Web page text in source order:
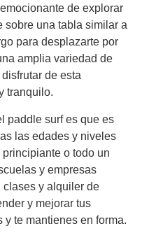
de explorar
sobre una tabla similar a
para desplazarte por
amplia variedad de
de esta
tranquilo.
paddle surf es que es
las edades y niveles
o todo un
y empresas
y alquiler de
y mejorar tus
te mantienes en forma.